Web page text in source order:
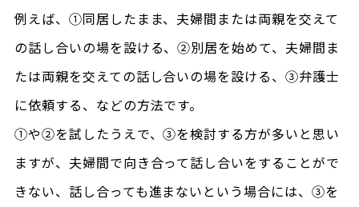
例えば、①同居したまま、夫婦間または両親を交えて
の話し合いの場を設ける、②別居を始めて、夫婦間ま
たは両親を交えての話し合いの場を設ける、③弁護士
に依頼する、などの方法です。
①や②を試したうえで、③を検討する方が多いと思い
ますが、夫婦間で向き合って話し合いをすることがで
きない、話し合っても進まないという場合には、③を